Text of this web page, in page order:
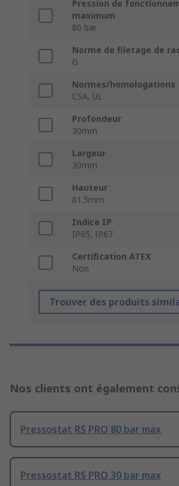
Pression de
maximum
80 bar
Norme de filetage de
G
Normes/homologations
CSA, UL
Profondeur
30mm
Largeur
30mm
Hauteur
81.5mm
Indice IP
IP65, IP67
Certification ATEX
Non
Trouver des produits
Nos clients ont également
Pressostat RS PRO 80 bar max
Pressostat RS PRO 30 bar max